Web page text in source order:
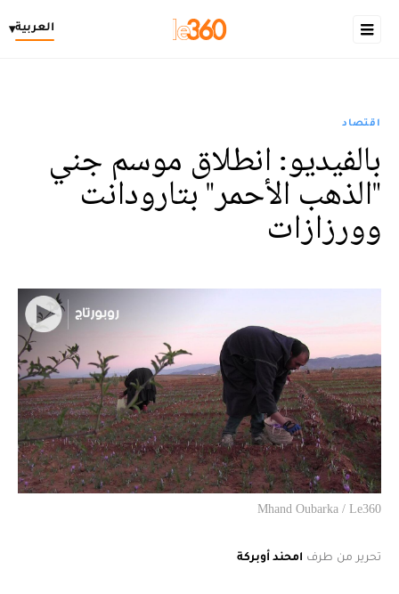
العربية▾
اقتصاد
بالفيديو: انطلاق موسم جني
"الذهب الأحمر" بتارودانت
وورزازات
Mhand Oubarka / Le360
تحرير من طرف امحند أوبركة